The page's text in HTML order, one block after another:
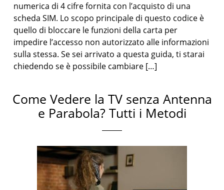
numerica di 4 cifre fornita con l’acquisto di una
scheda SIM. Lo scopo principale di questo codice è
quello di bloccare le funzioni della carta per
impedire l’accesso non autorizzato alle informazioni
sulla stessa. Se sei arrivato a questa guida, ti starai
chiedendo se è possibile cambiare […]
Come Vedere la TV senza Antenna
e Parabola? Tutti i Metodi